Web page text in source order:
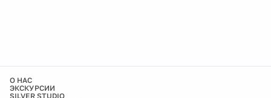
О НАС
ЭКСКУРСИИ
SILVER STUDIO